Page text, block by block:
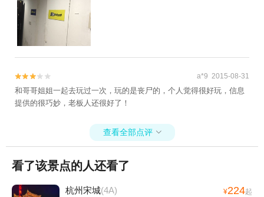

 a*9 2015-08-31
和哥哥姐姐一起去玩过一次，玩的是丧尸的，个人觉得很好玩，信息
提供的很巧妙，老板人还很好了！
查看全部点评 
看了该景点的人还看了
杭州宋城(4A) ¥224起